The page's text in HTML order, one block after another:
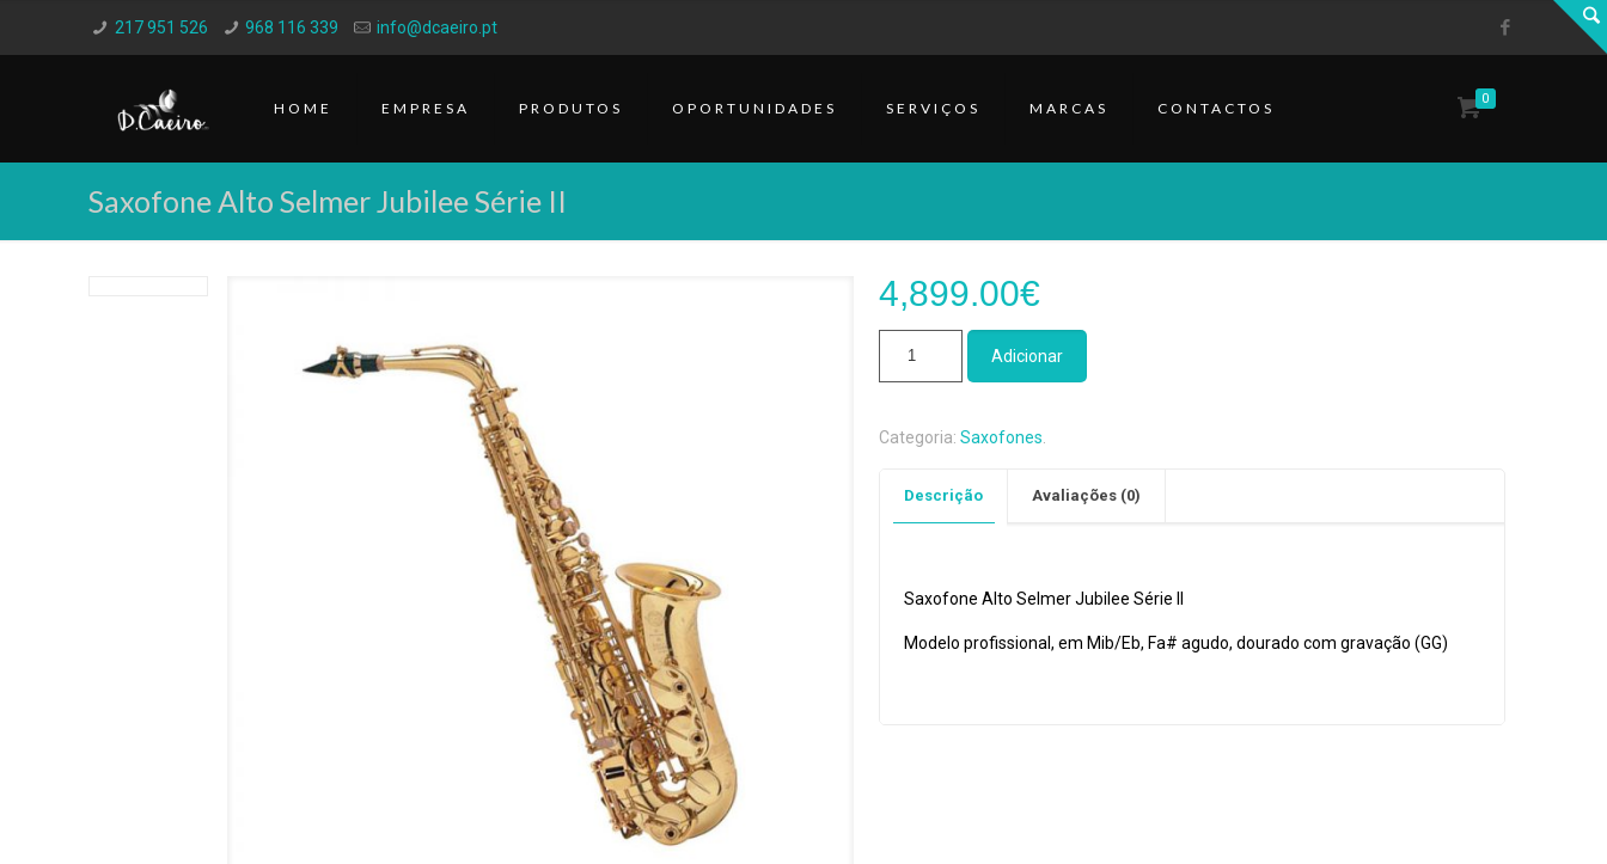
217 951 526 968 116 339 info@dcaeiro.pt
HOME EMPRESA PRODUTOS OPORTUNIDADES SERVIÇOS MARCAS CONTACTOS
0
Saxofone Alto Selmer Jubilee Série II
4,899.00€
Selmer
Série
Adicionar
Categoria:Saxofones
Descrição Avaliações (0)
Saxofone Alto Selmer Jubilee Série II
Modelo profissional, em Mib/Eb, Fa# agudo, dourado com gravação (GG)